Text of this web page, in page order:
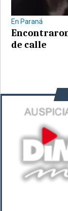
En Paraná
de calle